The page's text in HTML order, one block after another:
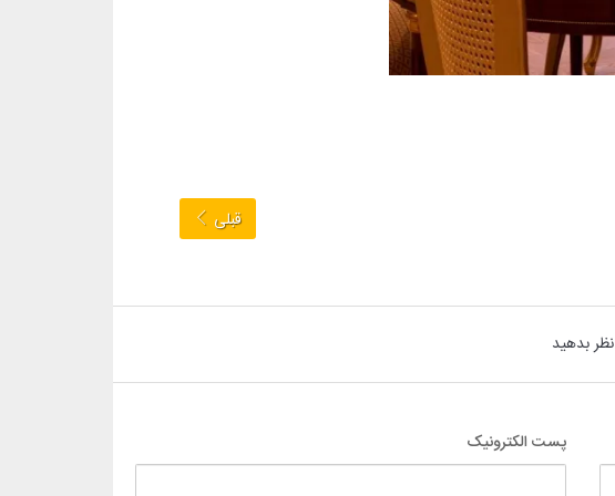
قبلی
نظر بدهید
پست الکترونیک